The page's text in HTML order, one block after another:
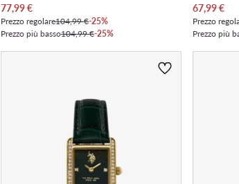
Prezzo attuale
77,99€
Prezzo regolare104,99 €-25%
Prezzo più basso104,99 €-25%
Prezzo
67,99€
Prezzo
Prezzo più